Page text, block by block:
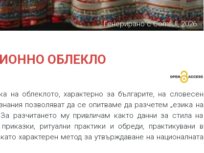
Генерирано с ComfUI, 2026.
ОБЛЕКЛО
на облеклото, характерно за българите, на словесен
позволяват да се опитваме да разчетем „езика на
разчитането му привличам както данни за стила на
ритуални практики и обреди, практикувани в
характерен метод за утвърждаване на националната